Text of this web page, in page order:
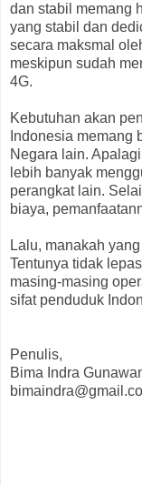
dan stabil memang
yang stabil dan
secara maksmal
meskipun sudah
4G.
Kebutuhan akan
Indonesia memang
Negara lain.
lebih banyak
perangkat lain.
biaya,
Lalu, manakah
Tentunya tidak
masing-masing
sifat penduduk
Penulis,
Bima Indra